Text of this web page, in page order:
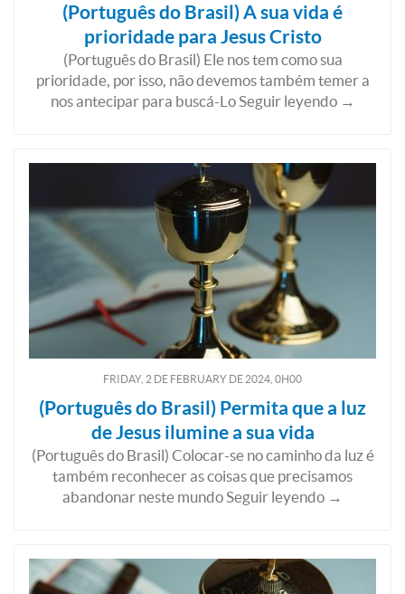
(Português do Brasil) A sua vida é
prioridade para Jesus Cristo
(Português do Brasil) Ele nos tem como sua
prioridade, por isso, não devemos também temer a
nos antecipar para buscá-Lo Seguir leyendo →
FRIDAY, 2 DE FEBRUARY DE 2024, 0H00
(Português do Brasil) Permita que a luz
de Jesus ilumine a sua vida
(Português do Brasil) Colocar-se no caminho da luz é
também reconhecer as coisas que precisamos
abandonar neste mundo Seguir leyendo →